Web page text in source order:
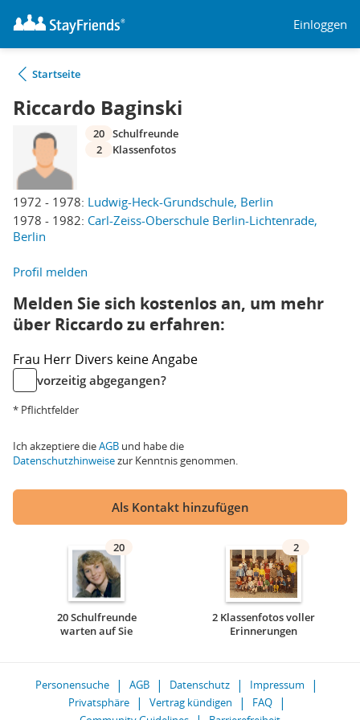
Einloggen
Startseite
Riccardo Baginski
1972 - 1978: Ludwig-Heck-Grundschule, Berlin
1978 - 1982: Carl-Zeiss-Oberschule Berlin-Lichtenrade,
Berlin
20 Schulfreunde
2
Klassenfotos
Profil melden
Melden Sie sich kostenlos an, um mehr
über Riccardo zu erfahren:
Frau Herr Divers keine Angabe
vorzeitig abgegangen?
* Pflichtfelder
Ich akzeptiere dieAGB und habe die
Datenschutzhinweisezur Kenntnis genommen.
Als Kontakt hinzufügen
20
20 Schulfreunde
warten auf Sie
2
2 Klassenfotos voller
Erinnerungen
Personensuche AGB Datenschutz
Impressum
Privatsphäre
Vertrag kündigen
FAQ